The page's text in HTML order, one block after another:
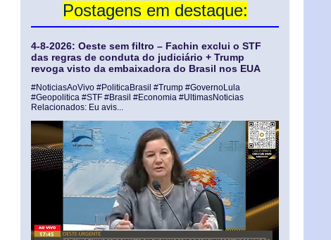
Postagens em destaque:
4-8-2026: Oeste sem filtro – Fachin exclui o STF
das regras de conduta do judiciário + Trump
revoga visto da embaixadora do Brasil nos EUA
#NoticiasAoVivo #PoliticaBrasil #Trump #GovernoLula
#Geopolitica #STF #Brasil #Economia #UltimasNoticias
Relacionados: Eu avis...